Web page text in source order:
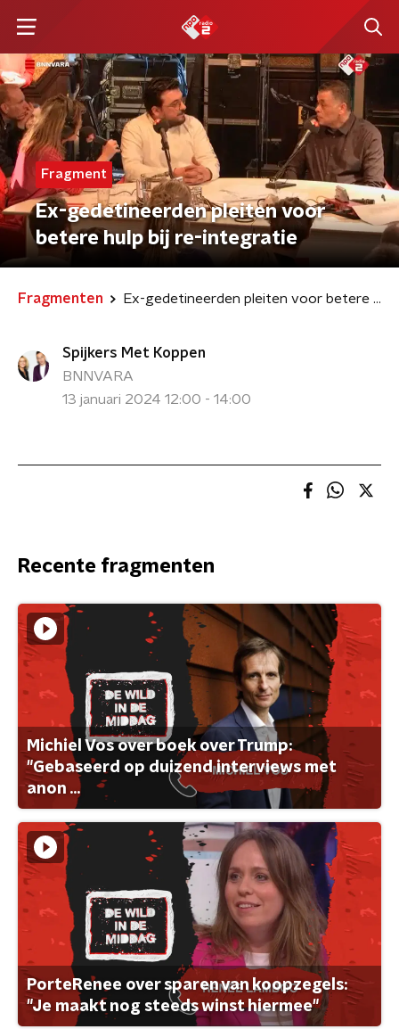
Fragment
Ex-gedetineerden pleiten voor
betere hulp bij re-integratie
Fragmenten Ex-gedetineerden pleiten voor betere hulp bij re-integratie
Spijkers Met Koppen
BNNVARA
13 januari 2024 12:00 - 14:00
Recente fragmenten
Michiel Vos over boek over Trump:
"Gebaseerd op duizend interviews met
anon ...
PorteRenee over sparen van koopzegels:
"Je maakt nog steeds winst hiermee"